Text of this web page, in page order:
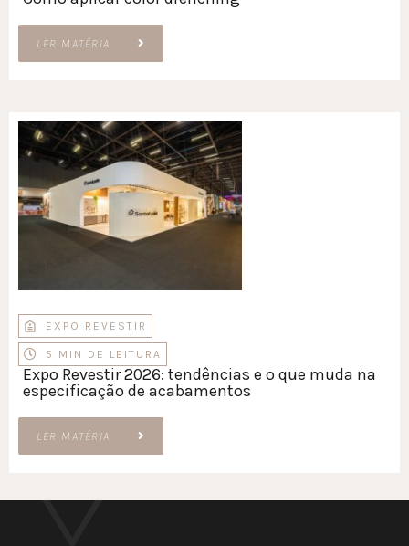
LER MATÉRIA
EXPO REVESTIR
5 MIN DE LEITURA
Expo Revestir 2026: tendências e o que muda na
especificação de acabamentos
LER MATÉRIA